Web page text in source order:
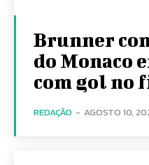
Brunner
do Monaco
com gol no
REDAÇÃO - AGOSTO 10,